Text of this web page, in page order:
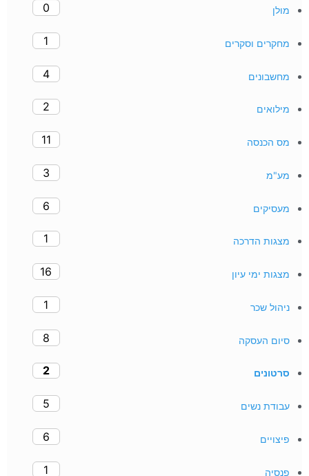
מולן 0
מחקרים וסקרים 1
מחשבונים 4
מילואים 2
מס הכנסה 11
מע"מ 3
מעסיקים 6
מצגות הדרכה 1
מצגות ימי עיון 16
ניהול שכר 1
סיום העסקה 8
סרטונים 2
עבודת נשים 5
פיצויים 6
פנסיה 1